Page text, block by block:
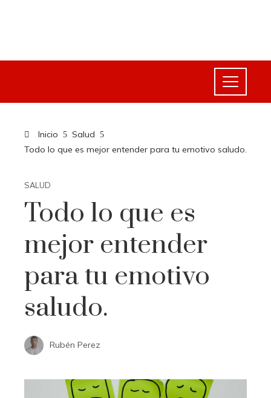
Inicio
Salud
Todo lo que es mejor entender para tu emotivo saludo.
SALUD
Todo lo que es
mejor entender
para tu emotivo
saludo.
Rubén Perez